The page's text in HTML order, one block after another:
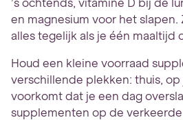
’s ochtends, vitamine D bij de
en magnesium voor het
alles tegelijk als je één maaltijd
Houd een kleine voorraad
verschillende plekken: thuis, op
voorkomt dat je een dag
supplementen op de